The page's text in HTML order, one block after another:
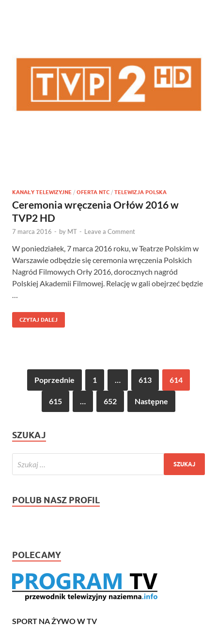
KANAŁY TELEWIZYJNE / OFERTA NTC / TELEWIZJA POLSKA
Ceremonia wręczenia Orłów 2016 w
TVP2 HD
7 marca 2016 - by MT - Leave a Comment
W poniedziałek, 7 marca 2016 roku, w Teatrze Polskim w
Warszawie odbędzie się ceremonia wręczenia Polskich
Nagród Filmowych Orły 2016, dorocznych nagród
Polskiej Akademii Filmowej. Relację w gali obejrzeć będzie
…
CZYTAJ DALEJ
Poprzednie 1 … 613 614
615 … 652 Następne
SZUKAJ
POLUB NASZ PROFIL
POLECAMY
SPORT NA ŻYWO W TV